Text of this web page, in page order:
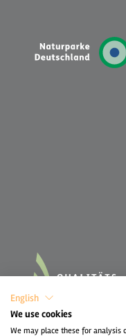
English
We use cookies
We may place these for